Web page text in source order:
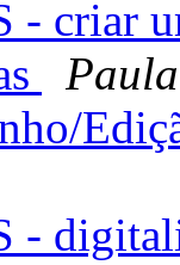
- criar
-